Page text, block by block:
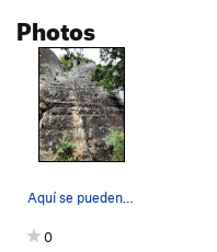
Photos
Aquí se pueden ver los primeros 4 bolts, luego…
0